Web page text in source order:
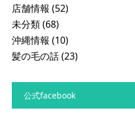
店舗情報 (52)
未分類(68)
沖縄情報 (10)
髪の毛の話(23)
公式facebook